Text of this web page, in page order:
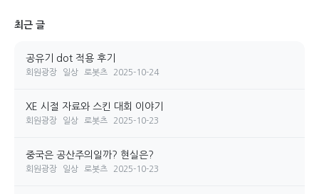
최근 글
공유기 dot 적용 후기
회원광장 일상 로봇츠 2025-10-24
XE 시절 자료와 스킨 대회 이야기
회원광장 일상 로봇츠 2025-10-23
중국은 공산주의일까? 현실은?
회원광장 일상 로봇츠 2025-10-23